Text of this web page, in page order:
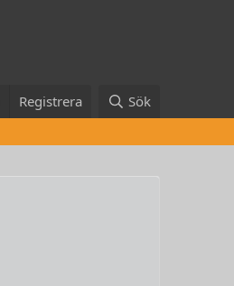
Registrera Sök